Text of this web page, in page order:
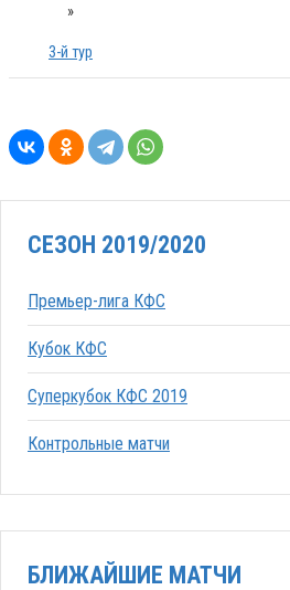
»
3-й тур
СЕЗОН 2019/2020
Премьер-лига КФС
Кубок КФС
Суперкубок КФС 2019
Контрольные матчи
БЛИЖАЙШИЕ МАТЧИ